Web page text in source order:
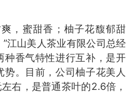
蜜甜香；柚子花馥郁甜
江山美人茶业有限公司总经
种香气特性进行互补，是开
势。目前，公司柚子花美人
右，是普通茶叶的2.6倍，